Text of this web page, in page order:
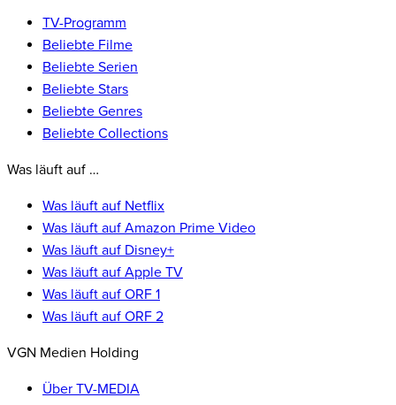
TV-Programm
Beliebte Filme
Beliebte Serien
Beliebte Stars
Beliebte Genres
Beliebte Collections
Was läuft auf …
Was läuft auf Netflix
Was läuft auf Amazon Prime Video
Was läuft auf Disney+
Was läuft auf Apple TV
Was läuft auf ORF 1
Was läuft auf ORF 2
VGN Medien Holding
Über TV-MEDIA